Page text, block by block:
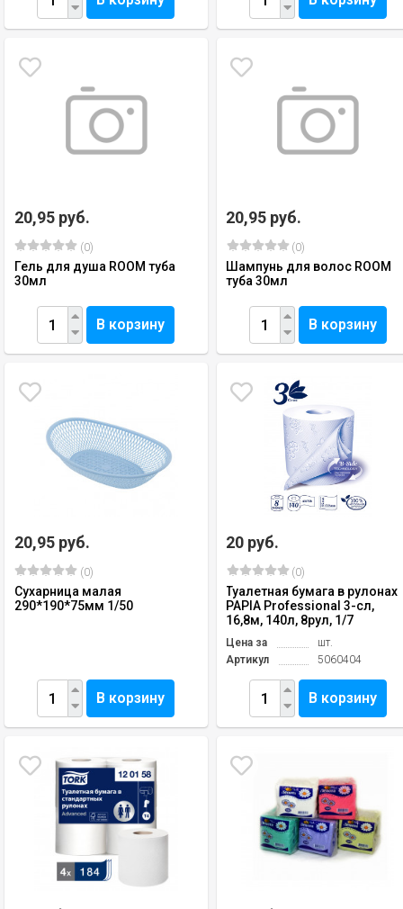
20,95 руб.
(0)
Гель для душа ROOM туба
30мл
В корзину
20,95 руб.
(0)
Шампунь для волос ROOM
туба 30мл
В корзину
20,95 руб.
(0)
Сухарница малая
290*190*75мм 1/50
В корзину
20 руб.
(0)
Туалетная бумага в рулонах
PAPIA Professional 3-сл,
16,8м, 140л, 8рул, 1/7
Цена за
шт.
Артикул
5060404
В корзину